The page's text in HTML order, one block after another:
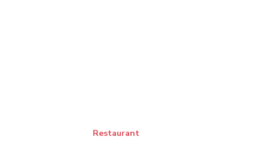
Restaurant